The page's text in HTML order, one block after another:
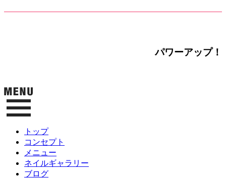
パワーアップ！
トップ
コンセプト
メニュー
ネイルギャラリー
ブログ